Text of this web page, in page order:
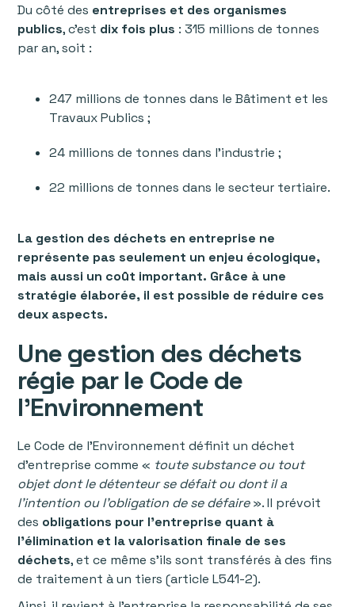
Du côté des entreprises et des organismes
publics, c’est dix fois plus : 315 millions de tonnes
par an, soit :
247 millions de tonnes dans le Bâtiment et les
Travaux Publics ;
24 millions de tonnes dans l’industrie ;
22 millions de tonnes dans le secteur tertiaire.
La gestion des déchets en entreprise ne
représente pas seulement un enjeu écologique,
mais aussi un coût important. Grâce à une
stratégie élaborée, il est possible de réduire ces
deux aspects.
Une gestion des déchets
régie par le Code de
l’Environnement
Le Code de l’Environnement définit un déchet
d’entreprise comme « toute substance ou tout
objet dont le détenteur se défait ou dont il a
l’intention ou l’obligation de se défaire». Il prévoit
des obligations pour l’entreprise quant à
l’élimination et la valorisation finale de ses
déchets, et ce même s’ils sont transférés à des fins
de traitement à un tiers (article L541-2).